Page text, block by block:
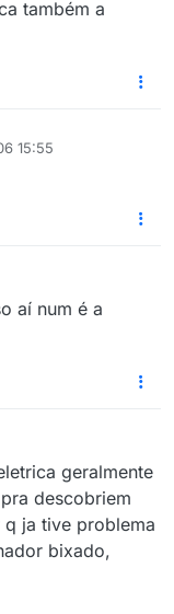
também a
15:55
aí num é a
geralmente
descobriem
q ja tive problema
bixado,